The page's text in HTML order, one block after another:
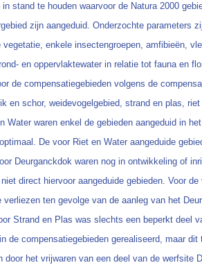
stand te houden waarvoor de Natura 2000
zijn aangeduid. Onderzochte parameters
vegetatie, enkele insectengroepen, amfibieën,
en oppervlaktewater in relatie tot fauna en
de compensatiegebieden volgens de
en schor, weidevogelgebied, strand en plas,
Water waren enkel de gebieden aangeduid in
De voor Riet en Water aangeduide
Deurganckdok waren nog in ontwikkeling of
direct hiervoor aangeduide gebieden. Voor
verliezen ten gevolge van de aanleg van het
Strand en Plas was slechts een beperkt deel
de compensatiegebieden gerealiseerd, maar dit
door het vrijwaren van een deel van de werfsite